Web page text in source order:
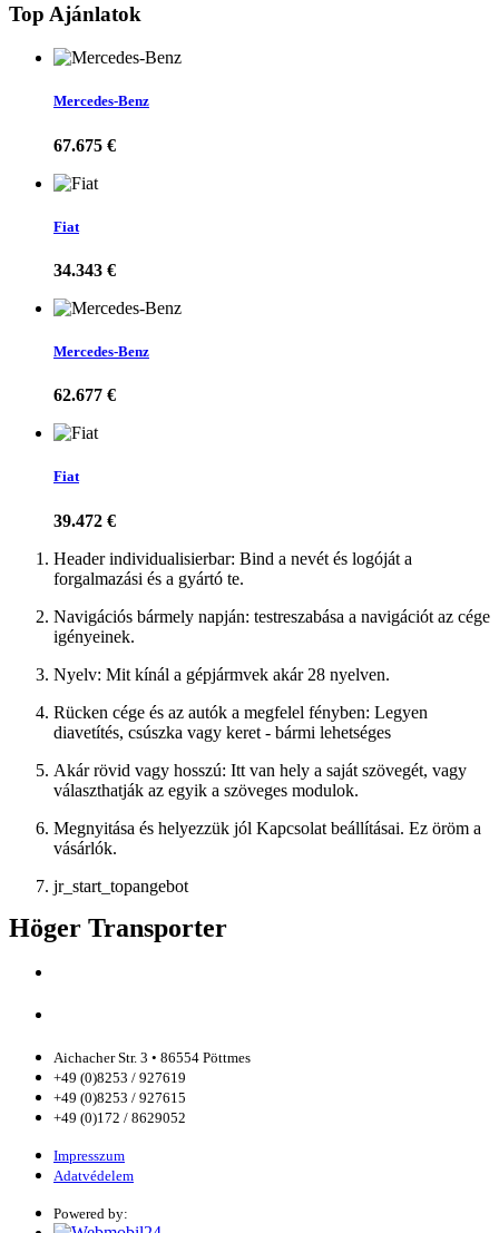
Top Ajánlatok
Mercedes-Benz
67.675 €
Fiat
34.343 €
Mercedes-Benz
62.677 €
Fiat
39.472 €
Header individualisierbar: Bind a nevét és logóját a
forgalmazási és a gyártó te.
Navigációs bármely napján: testreszabása a navigációt az cége
igényeinek.
Nyelv: Mit kínál a gépjármvek akár 28 nyelven.
Rücken cége és az autók a megfelel fényben: Legyen
diavetítés, csúszka vagy keret - bármi lehetséges
Akár rövid vagy hosszú: Itt van hely a saját szövegét, vagy
választhatják az egyik a szöveges modulok.
Megnyitása és helyezzük jól Kapcsolat beállításai. Ez öröm a
vásárlók.
jr_start_topangebot
Höger Transporter
Aichacher Str. 3 • 86554 Pöttmes
+49 (0)8253 / 927619
+49 (0)8253 / 927615
+49 (0)172 / 8629052
Impresszum
Adatvédelem
Powered by: